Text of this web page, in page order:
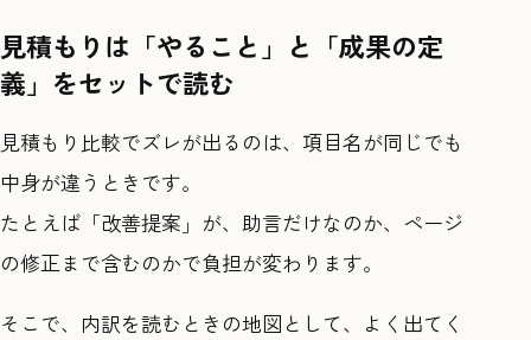
見積もりは「やること」と「成果の定
義」をセットで読む
見積もり比較でズレが出るのは、項目名が同じでも
中身が違うときです。
たとえば「改善提案」が、助言だけなのか、ページ
の修正まで含むのかで負担が変わります。
そこで、内訳を読むときの地図として、よく出てく